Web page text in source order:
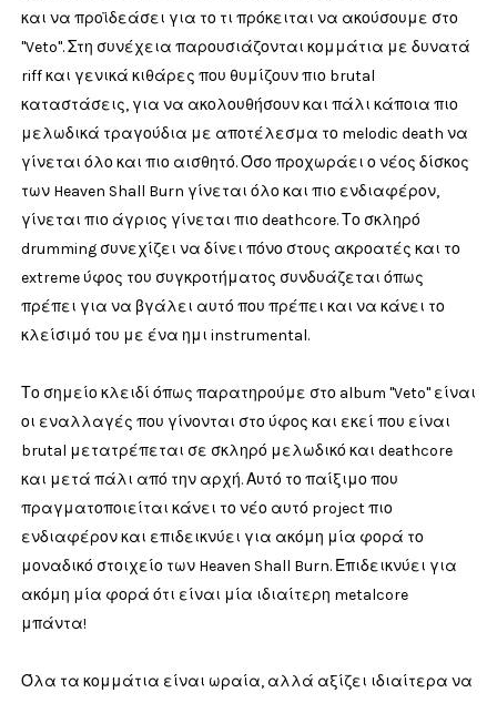
και να προϊδεάσει για το τι πρόκειται να ακούσουμε στο
"Veto". Στη συνέχεια παρουσιάζονται κομμάτια με δυνατά
riff και γενικά κιθάρες που θυμίζουν πιο brutal
καταστάσεις, για να ακολουθήσουν και πάλι κάποια πιο
μελωδικά τραγούδια με αποτέλεσμα το melodic death να
γίνεται όλο και πιο αισθητό. Όσο προχωράει ο νέος δίσκος
των Heaven Shall Burn γίνεται όλο και πιο ενδιαφέρον,
γίνεται πιο άγριος γίνεται πιο deathcore. Το σκληρό
drumming συνεχίζει να δίνει πόνο στους ακροατές και το
extreme ύφος του συγκροτήματος συνδυάζεται όπως
πρέπει για να βγάλει αυτό που πρέπει και να κάνει το
κλείσιμό του με ένα ημι instrumental.
Το σημείο κλειδί όπως παρατηρούμε στο album "Veto" είναι
οι εναλλαγές που γίνονται στο ύφος και εκεί που είναι
brutal μετατρέπεται σε σκληρό μελωδικό και deathcore
και μετά πάλι από την αρχή. Αυτό το παίξιμο που
πραγματοποιείται κάνει το νέο αυτό project πιο
ενδιαφέρον και επιδεικνύει για ακόμη μία φορά το
μοναδικό στοιχείο των Heaven Shall Burn. Επιδεικνύει για
ακόμη μία φορά ότι είναι μία ιδιαίτερη metalcore
μπάντα!
Όλα τα κομμάτια είναι ωραία, αλλά αξίζει ιδιαίτερα να